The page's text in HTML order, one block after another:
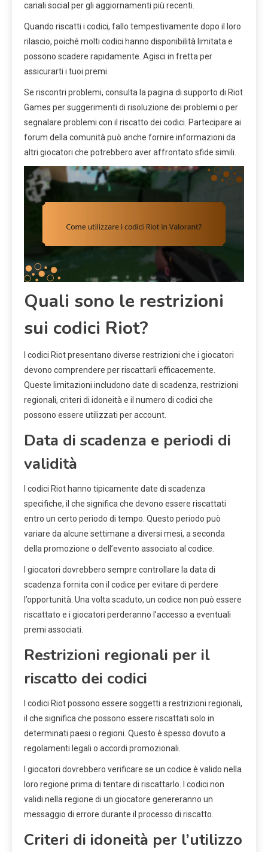
canali social per gli aggiornamenti più recenti.
Quando riscatti i codici, fallo tempestivamente dopo il loro
rilascio, poiché molti codici hanno disponibilità limitata e
possono scadere rapidamente. Agisci in fretta per
assicurarti i tuoi premi.
Se riscontri problemi, consulta la pagina di supporto di Riot
Games per suggerimenti di risoluzione dei problemi o per
segnalare problemi con il riscatto dei codici. Partecipare ai
forum della comunità può anche fornire informazioni da
altri giocatori che potrebbero aver affrontato sfide simili.
Quali sono le restrizioni
sui codici Riot?
I codici Riot presentano diverse restrizioni che i giocatori
devono comprendere per riscattarli efficacemente.
Queste limitazioni includono date di scadenza, restrizioni
regionali, criteri di idoneità e il numero di codici che
possono essere utilizzati per account.
Data di scadenza e periodi di
validità
I codici Riot hanno tipicamente date di scadenza
specifiche, il che significa che devono essere riscattati
entro un certo periodo di tempo. Questo periodo può
variare da alcune settimane a diversi mesi, a seconda
della promozione o dell’evento associato al codice.
I giocatori dovrebbero sempre controllare la data di
scadenza fornita con il codice per evitare di perdere
l’opportunità. Una volta scaduto, un codice non può essere
riscattato e i giocatori perderanno l’accesso a eventuali
premi associati.
Restrizioni regionali per il
riscatto dei codici
I codici Riot possono essere soggetti a restrizioni regionali,
il che significa che possono essere riscattati solo in
determinati paesi o regioni. Questo è spesso dovuto a
regolamenti legali o accordi promozionali.
I giocatori dovrebbero verificare se un codice è valido nella
loro regione prima di tentare di riscattarlo. I codici non
validi nella regione di un giocatore genereranno un
messaggio di errore durante il processo di riscatto.
Criteri di idoneità per l’utilizzo